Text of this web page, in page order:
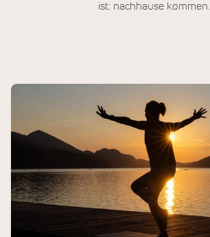
ist: nachhause kommen.